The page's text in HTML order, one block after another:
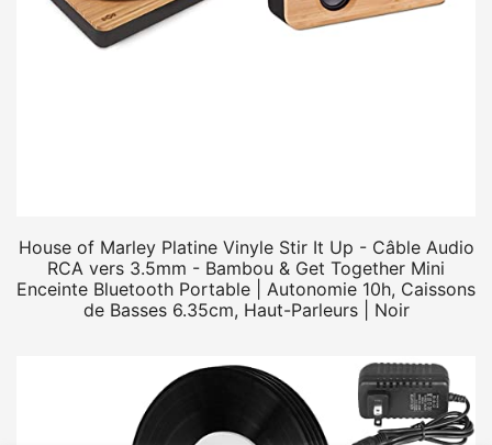
House of Marley Platine Vinyle Stir It Up - Câble Audio
RCA vers 3.5mm - Bambou & Get Together Mini
Enceinte Bluetooth Portable | Autonomie 10h, Caissons
de Basses 6.35cm, Haut-Parleurs | Noir